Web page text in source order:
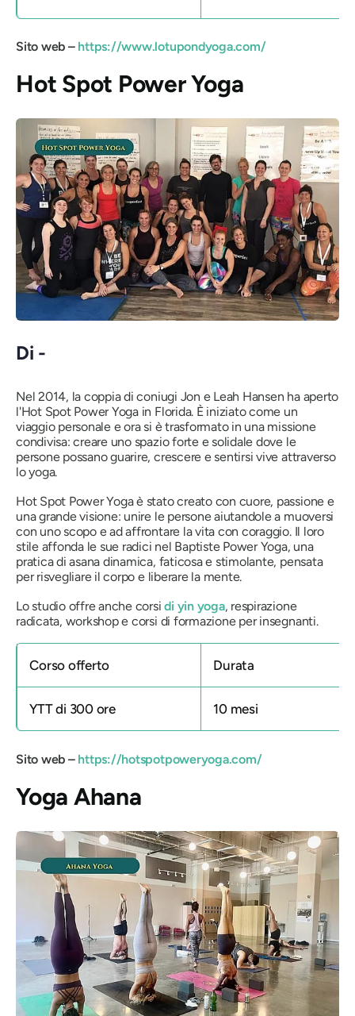
Sito web –https://www.lotupondyoga.com/
Hot Spot Power Yoga
Di -
Nel 2014, la coppia di coniugi Jon e Leah Hansen ha aperto
l'Hot Spot Power Yoga in Florida. È iniziato come un
viaggio personale e ora si è trasformato in una missione
condivisa: creare uno spazio forte e solidale dove le
persone possano guarire, crescere e sentirsi vive attraverso
lo yoga.
Hot Spot Power Yoga è stato creato con cuore, passione e
una grande visione: unire le persone aiutandole a muoversi
con uno scopo e ad affrontare la vita con coraggio. Il loro
stile affonda le sue radici nel Baptiste Power Yoga, una
pratica di asana dinamica, faticosa e stimolante, pensata
per risvegliare il corpo e liberare la mente.
Lo studio offre anche corsidi yin yoga, respirazione
radicata, workshop e corsi di formazione per insegnanti.
Corso offerto Durata
YTT di 300 ore 10 mesi
Sito web –https://hotspotpoweryoga.com/
Yoga Ahana